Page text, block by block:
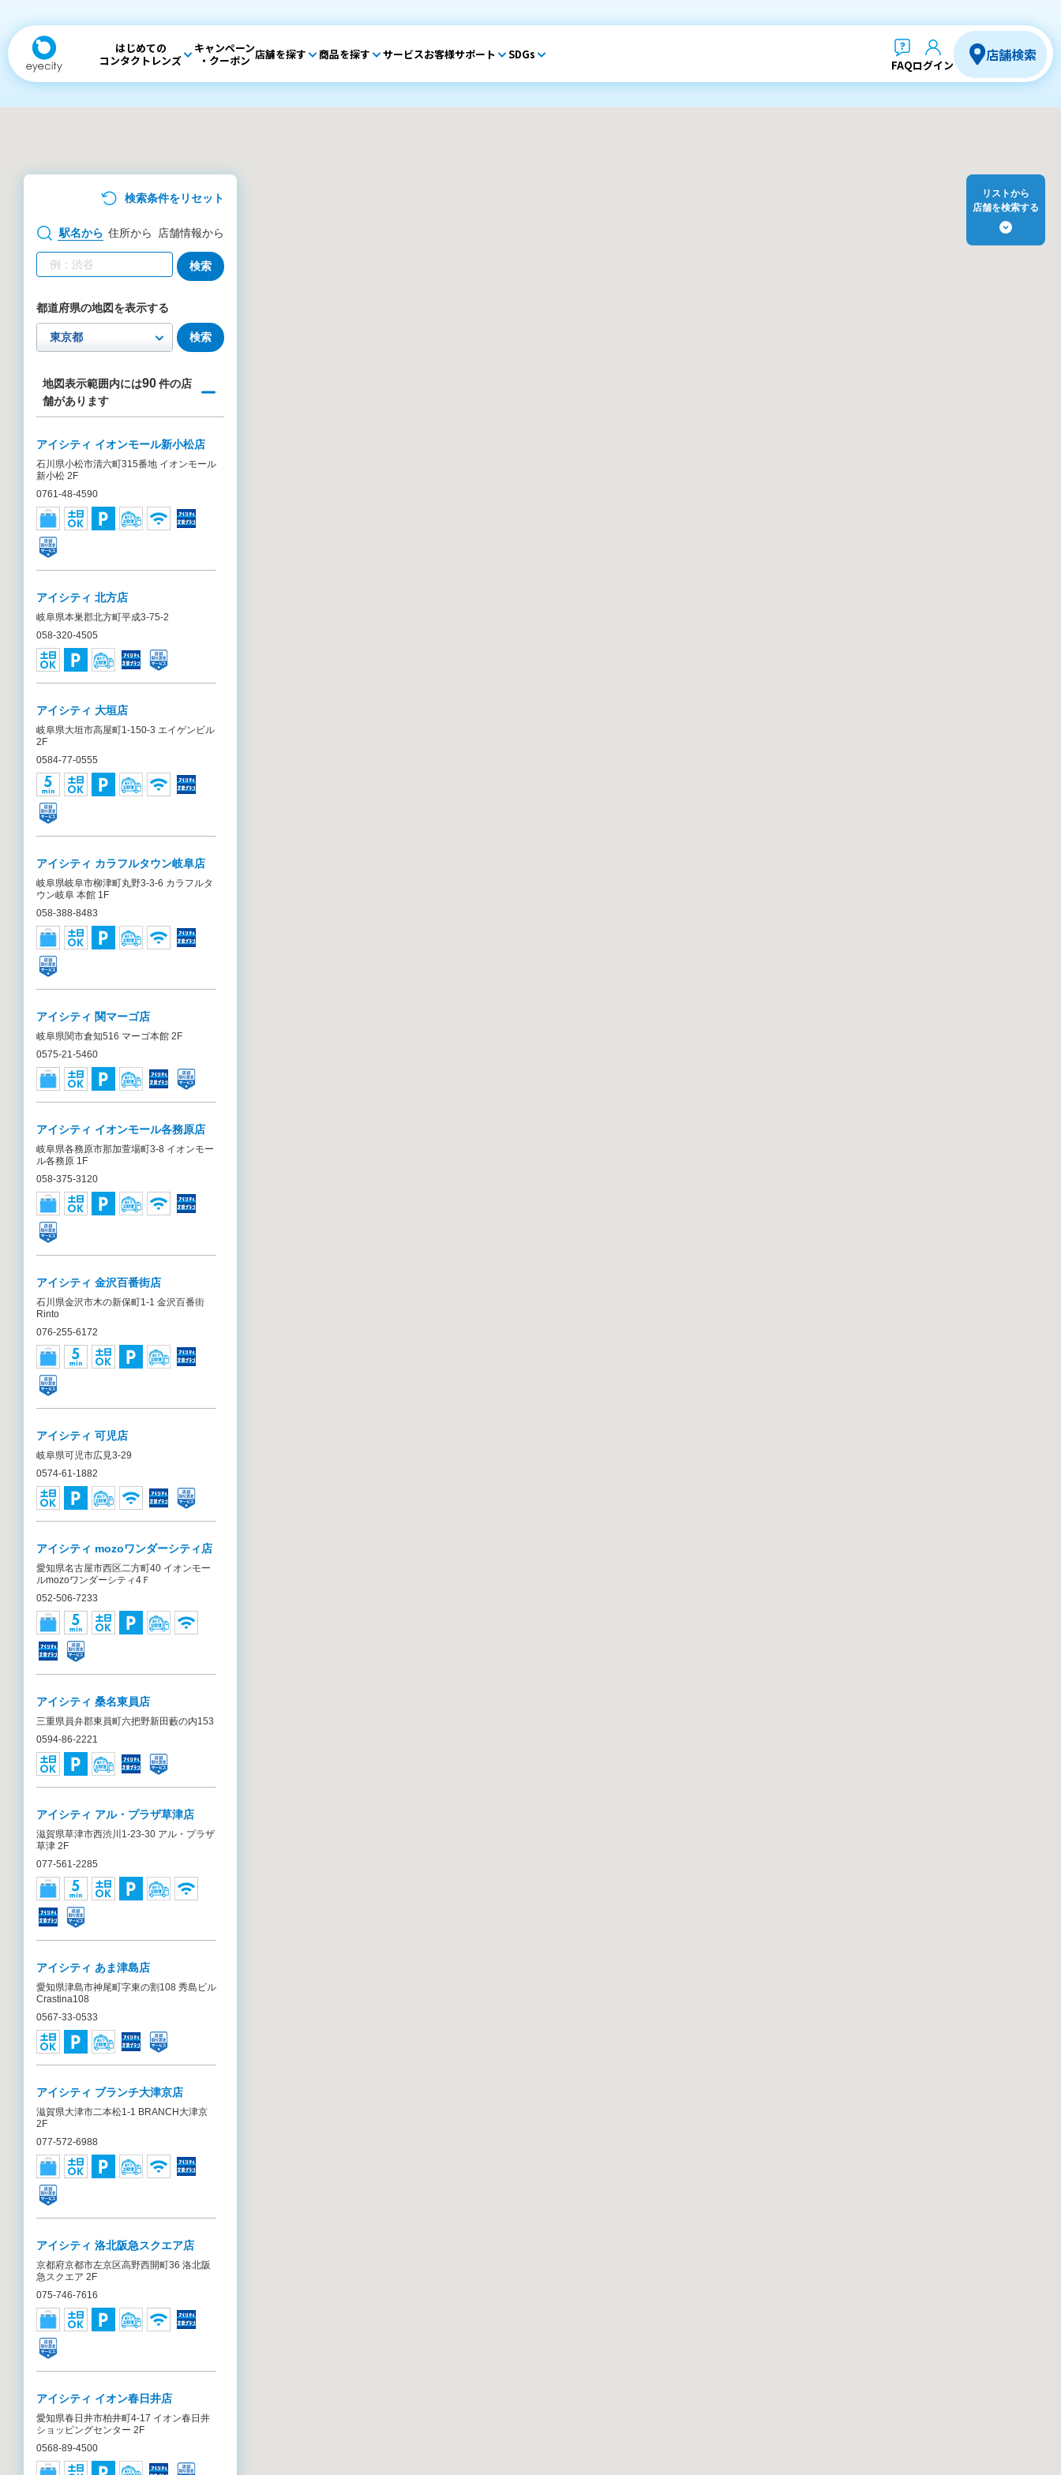
はじめての
コンタクトレンズ
キャンペーン
・クーポン 店舗を探す 商品を探す サービスお客様サポート SDGs
FAQログイン
店舗検索
検索条件をリセット
駅名から 住所から 店舗情報から
検索
都道府県の地図を表示する
検索
地図表示範囲内には90件の店
舗があります
アイシティ イオンモール新小松店
石川県小松市清六町315番地 イオンモール
新小松 2F
0761-48-4590
アイシティ 北方店
岐阜県本巣郡北方町平成3-75-2
058-320-4505
アイシティ 大垣店
岐阜県大垣市高屋町1-150-3 エイゲンビル
2F
0584-77-0555
アイシティ カラフルタウン岐阜店
岐阜県岐阜市柳津町丸野3-3-6 カラフルタ
ウン岐阜 本館 1F
058-388-8483
アイシティ 関マーゴ店
岐阜県関市倉知516 マーゴ本館 2F
0575-21-5460
アイシティ イオンモール各務原店
岐阜県各務原市那加萱場町3-8 イオンモー
ル各務原 1F
058-375-3120
アイシティ 金沢百番街店
石川県金沢市木の新保町1-1 金沢百番街
Rinto
076-255-6172
アイシティ 可児店
岐阜県可児市広見3-29
0574-61-1882
アイシティ mozoワンダーシティ店
愛知県名古屋市西区二方町40 イオンモー
ルmozoワンダーシティ4Ｆ
052-506-7233
アイシティ 桑名東員店
三重県員弁郡東員町六把野新田藪の内153
0594-86-2221
アイシティ アル・プラザ草津店
滋賀県草津市西渋川1-23-30 アル・プラザ
草津 2F
077-561-2285
アイシティ あま津島店
愛知県津島市神尾町字東の割108 秀島ビル
Crastina108
0567-33-0533
アイシティ ブランチ大津京店
滋賀県大津市二本松1-1 BRANCH大津京
2F
077-572-6988
アイシティ 洛北阪急スクエア店
京都府京都市左京区高野西開町36 洛北阪
急スクエア 2F
075-746-7616
アイシティ イオン春日井店
愛知県春日井市柏井町4-17 イオン春日井
ショッピングセンター 2F
0568-89-4500
リストから
店舗を検索する